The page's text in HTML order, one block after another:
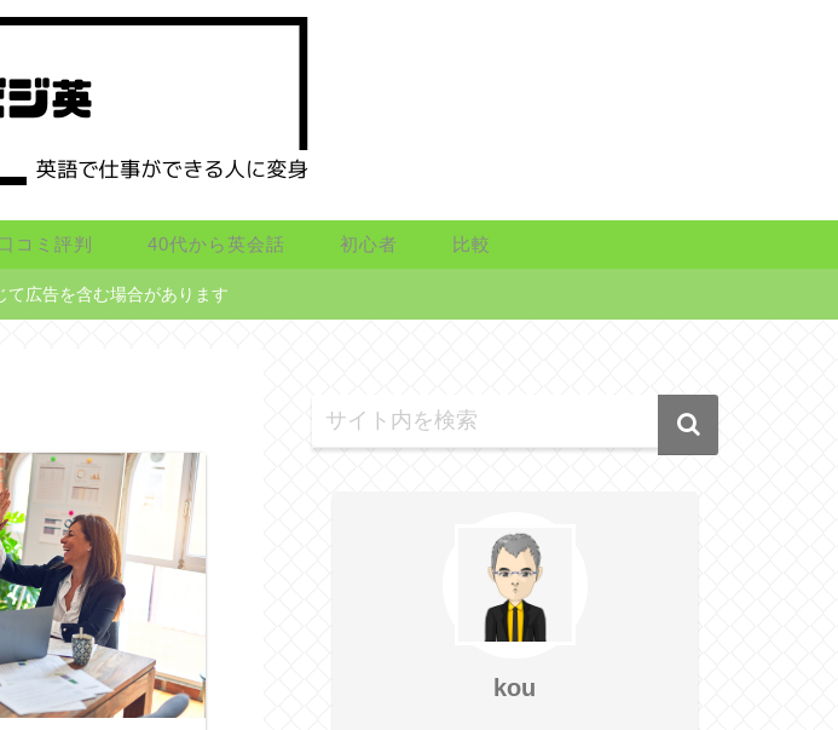
コミ評判 40代から英会話 初心者 比較
て広告を含む場合があります
kou